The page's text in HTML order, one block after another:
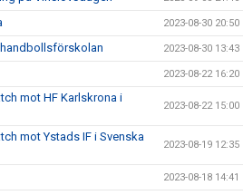
2023-08-30 20:50
2023-08-30 13:43
2023-08-22 16:20
mot HF Karlskrona i
2023-08-22 15:00
mot Ystads IF i Svenska
2023-08-19 12:35
2023-08-18 14:41